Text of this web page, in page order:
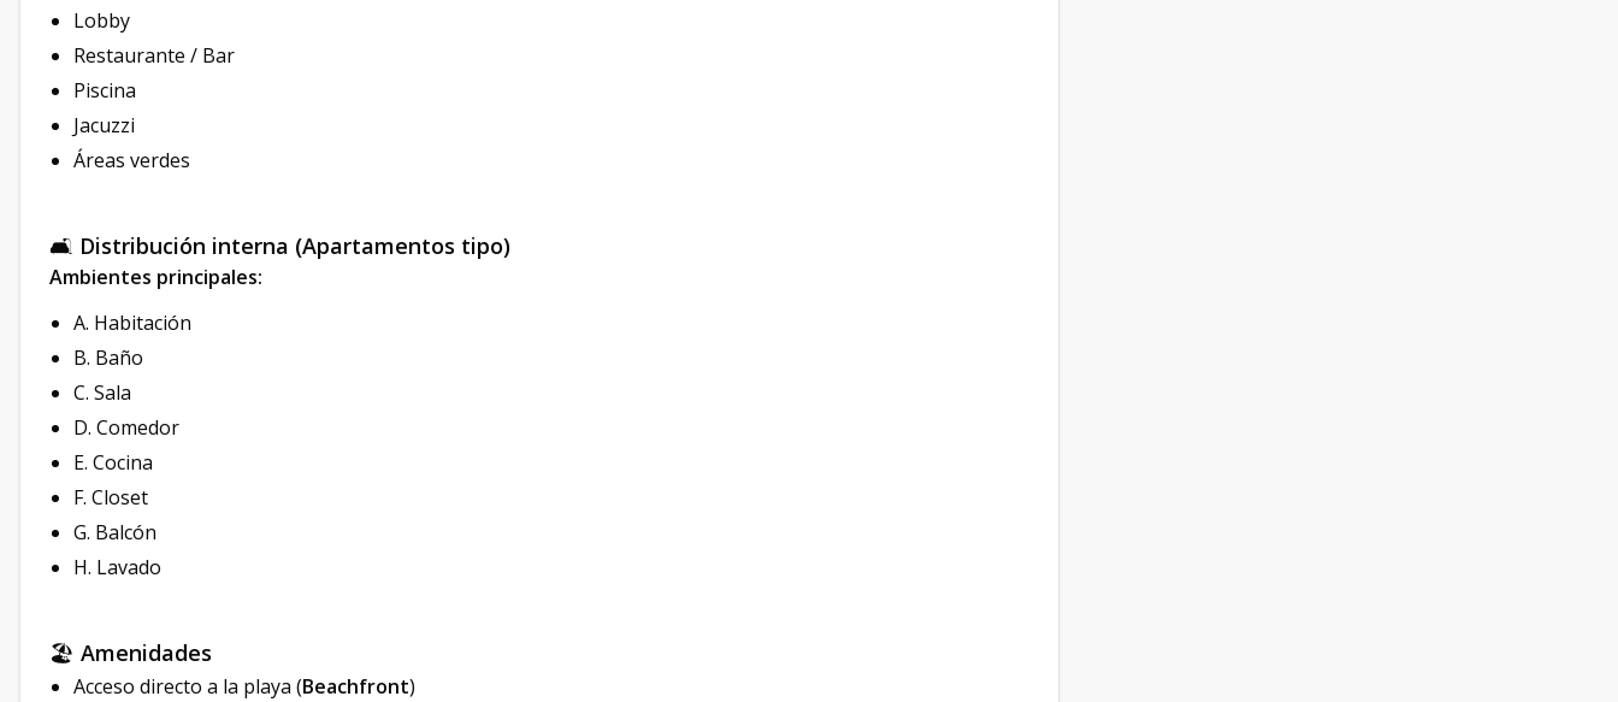
Lobby
Restaurante / Bar
Piscina
Jacuzzi
Áreas verdes
🛋️ Distribución interna (Apartamentos tipo)
Ambientes principales:
A. Habitación
B. Baño
C. Sala
D. Comedor
E. Cocina
F. Closet
G. Balcón
H. Lavado
🏖️ Amenidades
Acceso directo a la playa (Beachfront)